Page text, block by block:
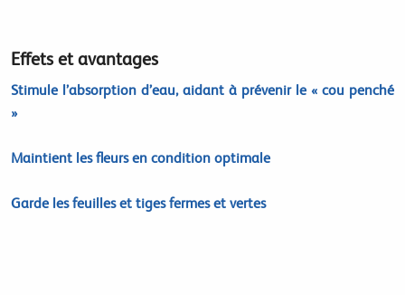
Effets et avantages
Stimule l’absorption d’eau, aidant à prévenir le « cou penché
»
Maintient les fleurs en condition optimale
Garde les feuilles et tiges fermes et vertes